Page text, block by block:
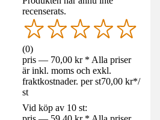
recenserats.
(0)
pris — 70,00 kr * Alla priser
är inkl. moms och exkl.
fraktkostnader. per st70,00 kr*/
st
Vid köp av 10 st: